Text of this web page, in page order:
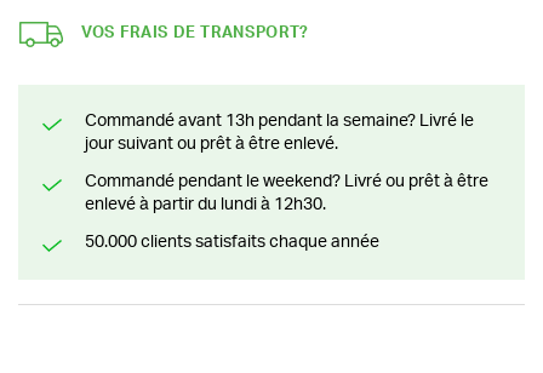
VOS FRAIS DE TRANSPORT?
Commandé avant 13h pendant la semaine? Livré le
jour suivant ou prêt à être enlevé.
Commandé pendant le weekend? Livré ou prêt à être
enlevé à partir du lundi à 12h30.
50.000 clients satisfaits chaque année